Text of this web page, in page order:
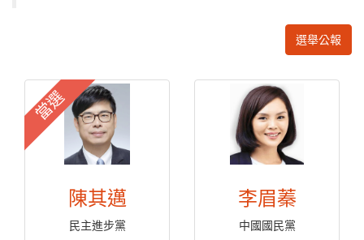
選舉公報
當選
陳其邁
民主進步黨
李眉蓁
中國國民黨